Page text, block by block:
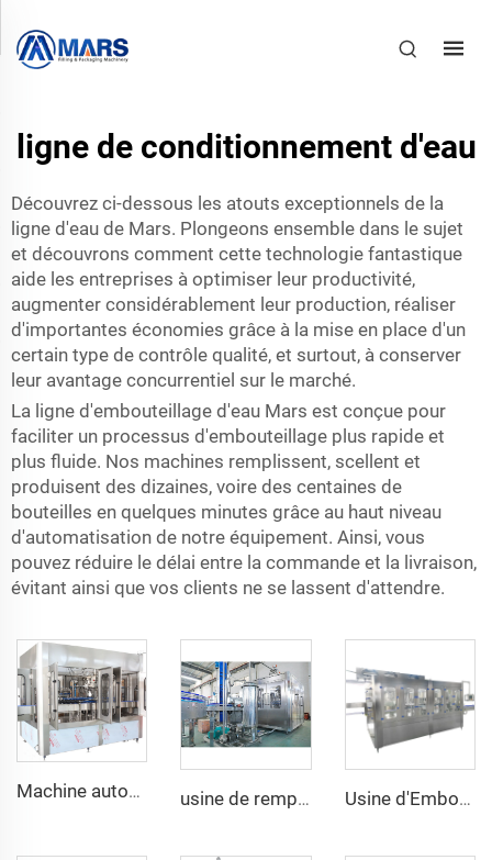
ligne de conditionnement d'eau
Découvrez ci-dessous les atouts exceptionnels de la
ligne d'eau de Mars. Plongeons ensemble dans le sujet
et découvrons comment cette technologie fantastique
aide les entreprises à optimiser leur productivité,
augmenter considérablement leur production, réaliser
d'importantes économies grâce à la mise en place d'un
certain type de contrôle qualité, et surtout, à conserver
leur avantage concurrentiel sur le marché.
La ligne d'embouteillage d'eau Mars est conçue pour
faciliter un processus d'embouteillage plus rapide et
plus fluide. Nos machines remplissent, scellent et
produisent des dizaines, voire des centaines de
bouteilles en quelques minutes grâce au haut niveau
d'automatisation de notre équipement. Ainsi, vous
pouvez réduire le délai entre la commande et la livraison,
évitant ainsi que vos clients ne se lassent d'attendre.
Machine automatique de remplissage, fermeture et étiquetage pour bouteilles en verre de 330ml et 500ml de bière au gingembre usine de remplissage de jus de canne à sucre King Quality 32/32/10, qualité supérieure, fabrication a à z, 16000BPH, à vendre Usine d'Embouteillage Automatique pour Bouteilles PET d'Eau Potable